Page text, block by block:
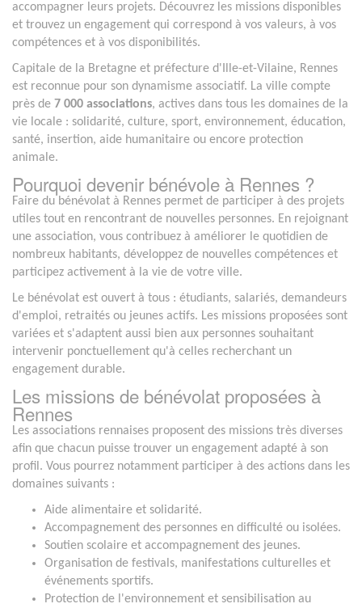
accompagner leurs projets. Découvrez les missions disponibles
et trouvez un engagement qui correspond à vos valeurs, à vos
compétences et à vos disponibilités.
Capitale de la Bretagne et préfecture d'Ille-et-Vilaine, Rennes
est reconnue pour son dynamisme associatif. La ville compte
près de 7 000 associations, actives dans tous les domaines de la
vie locale : solidarité, culture, sport, environnement, éducation,
santé, insertion, aide humanitaire ou encore protection
animale.
Pourquoi devenir bénévole à Rennes ?
Faire du bénévolat à Rennes permet de participer à des projets
utiles tout en rencontrant de nouvelles personnes. En rejoignant
une association, vous contribuez à améliorer le quotidien de
nombreux habitants, développez de nouvelles compétences et
participez activement à la vie de votre ville.
Le bénévolat est ouvert à tous : étudiants, salariés, demandeurs
d'emploi, retraités ou jeunes actifs. Les missions proposées sont
variées et s'adaptent aussi bien aux personnes souhaitant
intervenir ponctuellement qu'à celles recherchant un
engagement durable.
Les missions de bénévolat proposées à
Rennes
Les associations rennaises proposent des missions très diverses
afin que chacun puisse trouver un engagement adapté à son
profil. Vous pourrez notamment participer à des actions dans les
domaines suivants :
Aide alimentaire et solidarité.
Accompagnement des personnes en difficulté ou isolées.
Soutien scolaire et accompagnement des jeunes.
Organisation de festivals, manifestations culturelles et
événements sportifs.
Protection de l'environnement et sensibilisation au